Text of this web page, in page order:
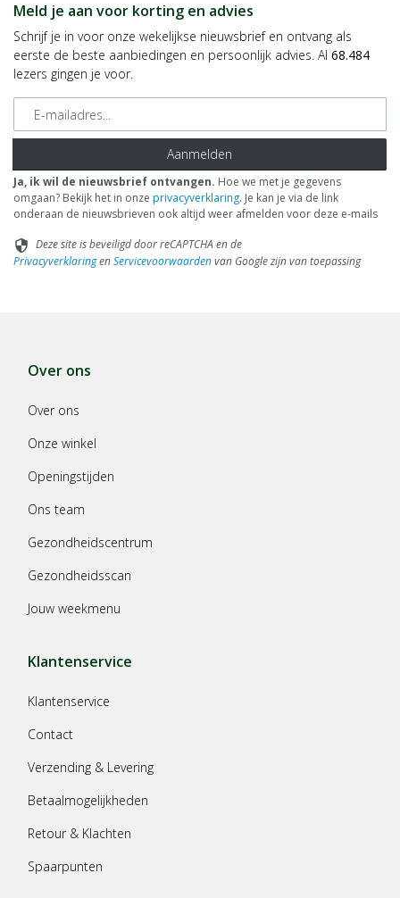
Meld je aan voor korting en advies
Schrijf je in voor onze wekelijkse nieuwsbrief en ontvang als
eerste de beste aanbiedingen en persoonlijk advies. Al 68.484
lezers gingen je voor.
E-mailadres
Aanmelden
Ja, ik wil de nieuwsbrief ontvangen. Hoe we met je gegevens
omgaan? Bekijk het in onze privacyverklaring. Je kan je via de link
onderaan de nieuwsbrieven ook altijd weer afmelden voor deze e-mails
security Deze site is beveiligd door reCAPTCHA en de
PrivacyverklaringenServicevoorwaardenvan Google zijn van toepassing
Over ons
Over ons
Onze winkel
Openingstijden
Ons team
Gezondheidscentrum
Gezondheidsscan
Jouw weekmenu
Klantenservice
Klantenservice
Contact
Verzending & Levering
Betaalmogelijkheden
Retour & Klachten
Spaarpunten